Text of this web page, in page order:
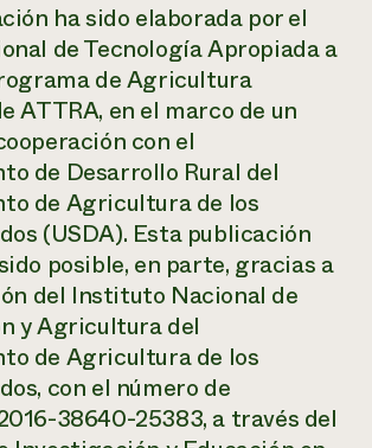
ha sido elaborada por el
de Tecnología Apropiada a
de Agricultura
ATTRA, en el marco de un
con el
de Desarrollo Rural del
de Agricultura de los
(USDA). Esta publicación
posible, en parte, gracias a
del Instituto Nacional de
y Agricultura del
de Agricultura de los
con el número de
38640-25383, a través del